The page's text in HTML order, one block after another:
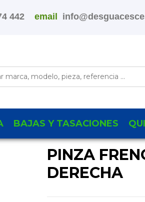
442 email
BAJAS Y TASACIONES
PINZA
DERECHA